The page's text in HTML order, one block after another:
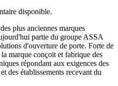
disponible.
plus anciennes marques
partie du groupe ASSA
d'ouverture de porte. Forte de
marque conçoit et fabrique des
répondant aux exigences des
des établissements recevant du